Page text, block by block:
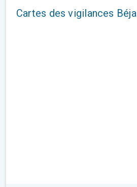
Cartes des vigilances Béja